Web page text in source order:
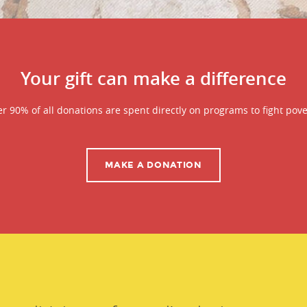
Your gift can make a difference
90% of all donations are spent directly on programs to fight
MAKE A DONATION